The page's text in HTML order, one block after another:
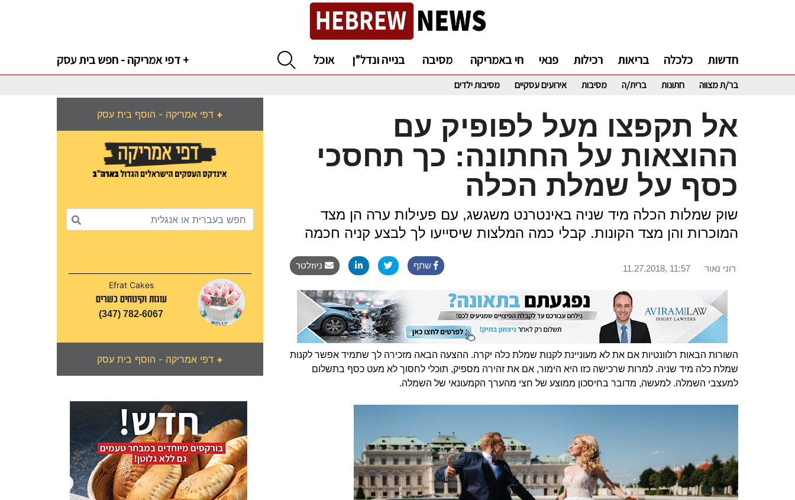
דפי אמריקה - חפש בית עסק + חדשות כלכלה בריאות רכילות פנאי חי באמריקה מסיבה בנייה ונדל”ן אוכל
בר/ת מצווה חתונות ברית/ה מסיבות אירועים עסקיים מסיבות ילדים
+
Efrat Cakes
עוגות וקינוחים כשרים
(347) 782-6067
+
אל תקפצו מעל לפופיק עם
ההוצאות על החתונה: כך תחסכי
כסף על שמלת הכלה
שוק שמלות הכלה מיד שניה באינטרנט משגשג, עם פעילות ערה הן מצד
המוכרות והן מצד הקונות. קבלי כמה המלצות שיסייעו לך לבצע קניה חכמה
11.27.2018, 11:57 רוני נאור
השורות הבאות רלוונטיות אם את לא מעוניינת לקנות שמלת כלה יקרה. ההצעה הבאה מזכירה לך שתמיד אפשר לקנות
שמלת כלה מיד שניה. למרות שרכישה כזו היא הימור, אם את זהירה מספיק, תוכלי לחסוך לא מעט כסף בתשלום
למעצבי השמלה. למעשה, מדובר בחיסכון ממוצע של חצי מהערך הקמעונאי של השמלה.